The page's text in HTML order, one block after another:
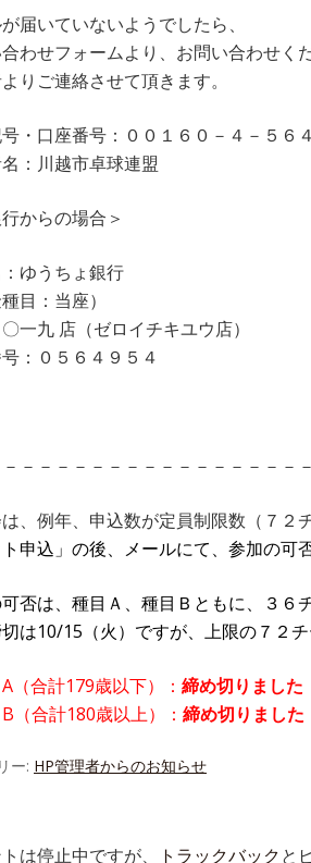
届いていないようでしたら、
わせフォームより、お問い合わせくだ
りご連絡させて頂きます。
・口座番号：００１６０－４－５６
：川越市卓球連盟
からの場合＞
ゆうちょ銀行
種目：当座）
一九 店（ゼロイチキユウ店）
：０５６４９５４
－－－－－－－－－－－－－－－－－
、例年、申込数が定員制限数（７２
ト申込」の後、メールにて、参加の可
否は、種目Ａ、種目Ｂともに、３６
は10/15（火）ですが、上限の７２
（合計179歳以下）： 締め切りました
（合計180歳以上）： 締め切りました
ー: HP管理者からのお知らせ
は停止中ですが、 トラックバックと